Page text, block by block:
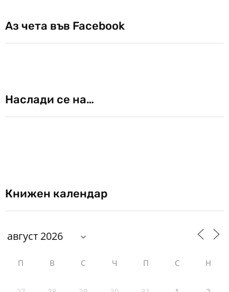
Аз чета във Facebook
Наслади се на…
Книжен календар
П В С Ч П С Н